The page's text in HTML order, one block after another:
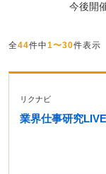
今後開
全44件中1〜30件表示
リクナビ
業界仕事研究LIVE